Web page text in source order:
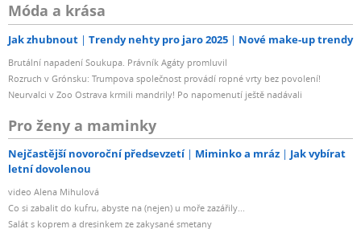
Móda a krása
Jak zhubnout Trendy nehty pro jaro 2025 Nové make-up trendy
Brutální napadení Soukupa. Právník Agáty promluvil
Rozruch v Grónsku: Trumpova společnost provádí ropné vrty bez povolení!
Neurvalci v Zoo Ostrava krmili mandrily! Po napomenutí ještě nadávali
Pro ženy a maminky
Nejčastější novoroční předsevzetí Miminko a mráz
Jak vybírat
letní dovolenou
video Alena Mihulová
Co si zabalit do kufru, abyste na (nejen) u moře zazářily...
Salát s koprem a dresinkem ze zakysané smetany